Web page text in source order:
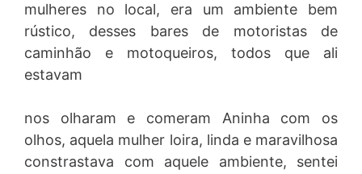
mulheres no local, era um ambiente bem
rústico, desses bares de motoristas de
caminhão e motoqueiros, todos que ali
estavam
nos olharam e comeram Aninha com os
olhos, aquela mulher loira, linda e maravilhosa
constrastava com aquele ambiente, sentei